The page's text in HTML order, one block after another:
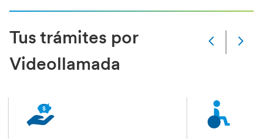
Tus trámites por
Videollamada
Slide
Changed
slides